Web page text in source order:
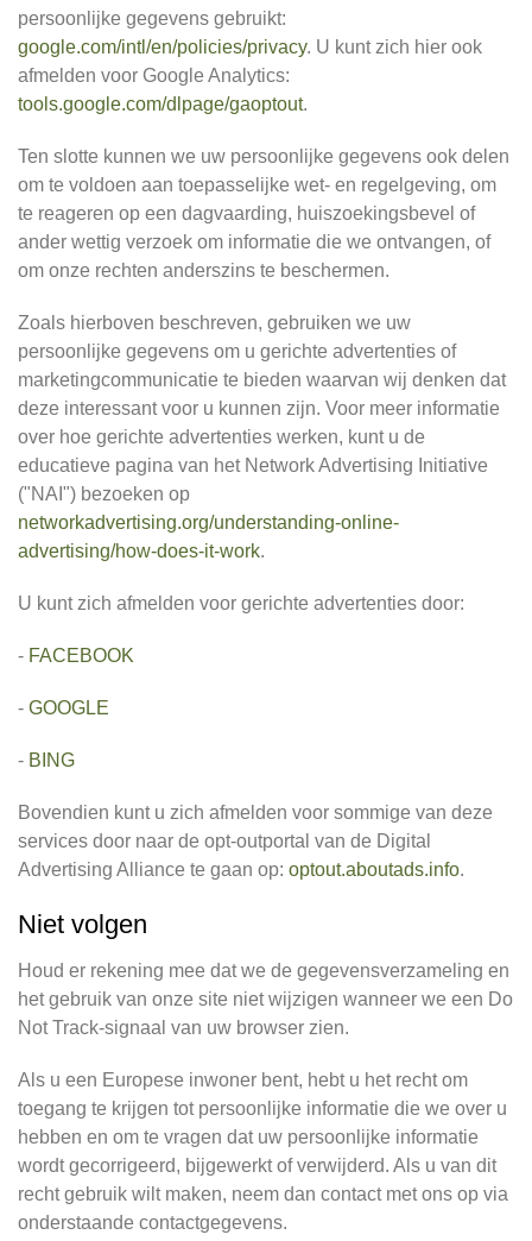
persoonlijke gegevens gebruikt:
google.com/intl/en/policies/privacy. U kunt zich hier ook
afmelden voor Google Analytics:
tools.google.com/dlpage/gaoptout.
Ten slotte kunnen we uw persoonlijke gegevens ook delen
om te voldoen aan toepasselijke wet- en regelgeving, om
te reageren op een dagvaarding, huiszoekingsbevel of
ander wettig verzoek om informatie die we ontvangen, of
om onze rechten anderszins te beschermen.
Zoals hierboven beschreven, gebruiken we uw
persoonlijke gegevens om u gerichte advertenties of
marketingcommunicatie te bieden waarvan wij denken dat
deze interessant voor u kunnen zijn. Voor meer informatie
over hoe gerichte advertenties werken, kunt u de
educatieve pagina van het Network Advertising Initiative
("NAI") bezoeken op
networkadvertising.org/understanding-online-
advertising/how-does-it-work.
U kunt zich afmelden voor gerichte advertenties door:
- FACEBOOK
- GOOGLE
- BING
Bovendien kunt u zich afmelden voor sommige van deze
services door naar de opt-outportal van de Digital
Advertising Alliance te gaan op: optout.aboutads.info.
Niet volgen
Houd er rekening mee dat we de gegevensverzameling en
het gebruik van onze site niet wijzigen wanneer we een Do
Not Track-signaal van uw browser zien.
Als u een Europese inwoner bent, hebt u het recht om
toegang te krijgen tot persoonlijke informatie die we over u
hebben en om te vragen dat uw persoonlijke informatie
wordt gecorrigeerd, bijgewerkt of verwijderd. Als u van dit
recht gebruik wilt maken, neem dan contact met ons op via
onderstaande contactgegevens.